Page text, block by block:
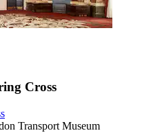
Cross
Transport Museum